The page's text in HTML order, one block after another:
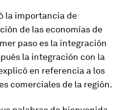
la importancia de
de las economías de
paso es la integración
la integración con la
en referencia a los
comerciales de la región.